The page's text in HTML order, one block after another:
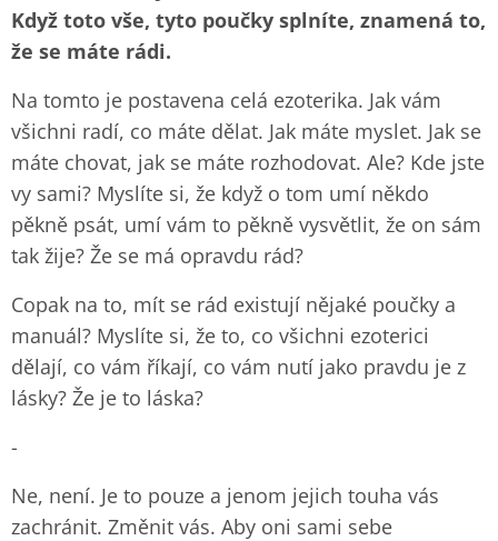
Když toto vše, tyto poučky splníte, znamená to,
že se máte rádi.
Na tomto je postavena celá ezoterika. Jak vám
všichni radí, co máte dělat. Jak máte myslet. Jak se
máte chovat, jak se máte rozhodovat. Ale? Kde jste
vy sami? Myslíte si, že když o tom umí někdo
pěkně psát, umí vám to pěkně vysvětlit, že on sám
tak žije? Že se má opravdu rád?
Copak na to, mít se rád existují nějaké poučky a
manuál? Myslíte si, že to, co všichni ezoterici
dělají, co vám říkají, co vám nutí jako pravdu je z
lásky? Že je to láska?
-
Ne, není. Je to pouze a jenom jejich touha vás
zachránit. Změnit vás. Aby oni sami sebe